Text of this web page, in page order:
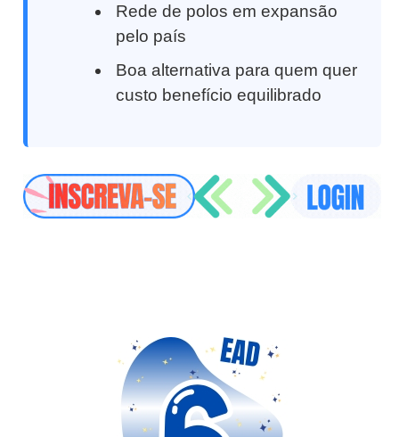
Rede de polos em expansão
pelo país
Boa alternativa para quem quer
custo benefício equilibrado